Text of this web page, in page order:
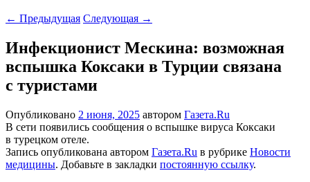
← Предыдущая Следующая →
Инфекционист Мескина: возможная
вспышка Коксаки в Турции связана
с туристами
Опубликовано 2 июня, 2025 автором Газета.Ru
В сети появились сообщения о вспышке вируса Коксаки
в турецком отеле.
Запись опубликована автором Газета.Ru в рубрике Новости
медицины. Добавьте в закладки постоянную ссылку.